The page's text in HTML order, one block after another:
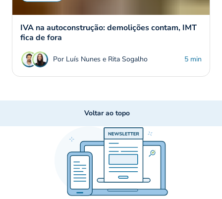
IVA na autoconstrução: demolições contam, IMT
fica de fora
Por Luís Nunes e Rita Sogalho 5 min
Voltar ao topo